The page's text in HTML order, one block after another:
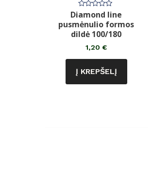
Įvertinimas:
0
iš
5
Diamond line
pusmėnulio formos
dildė 100/180
1,20 €
Į KREPŠELĮ